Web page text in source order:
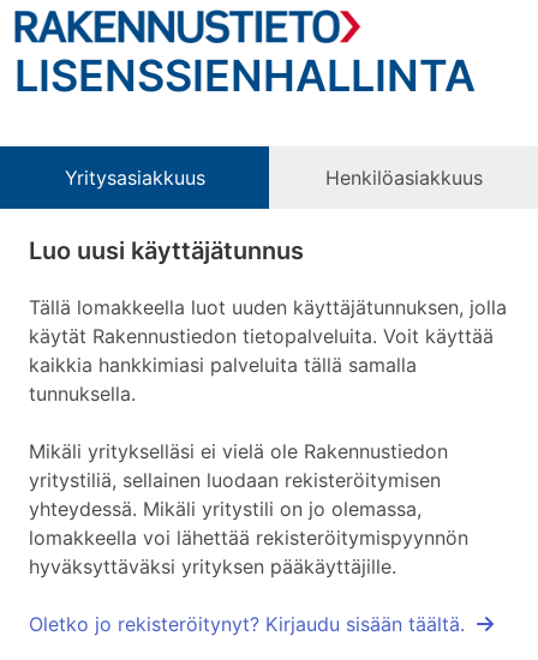
LISENSSIENHALLINTA
Yritysasiakkuus Henkilöasiakkuus
Luo uusi käyttäjätunnus
Tällä lomakkeella luot uuden käyttäjätunnuksen, jolla
käytät Rakennustiedon tietopalveluita. Voit käyttää
kaikkia hankkimiasi palveluita tällä samalla
tunnuksella.
Mikäli yritykselläsi ei vielä ole Rakennustiedon
yritystiliä, sellainen luodaan rekisteröitymisen
yhteydessä. Mikäli yritystili on jo olemassa,
lomakkeella voi lähettää rekisteröitymispyynnön
hyväksyttäväksi yrityksen pääkäyttäjille.
Oletko jo rekisteröitynyt? Kirjaudu sisään täältä.